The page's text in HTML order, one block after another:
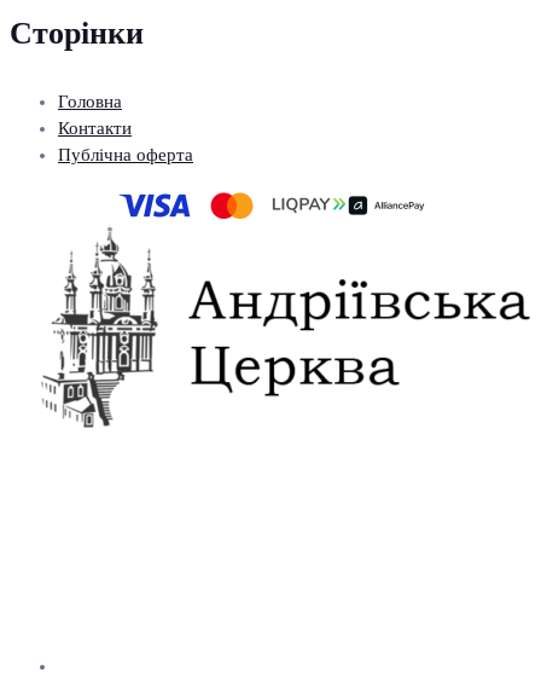
Сторінки
Головна
Контакти
Публічна оферта